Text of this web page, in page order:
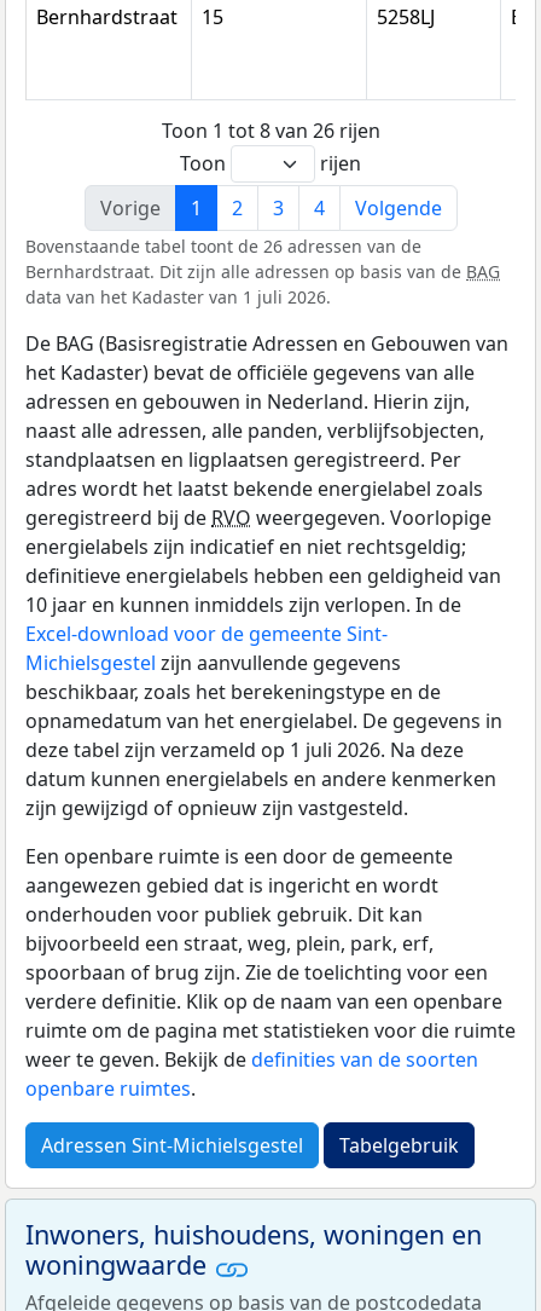
Bernhardstraat 15 5258LJ
Toon 1 tot 8 van 26 rijen
Toon
rijen
Vorige
1 2 3 4 Volgende
Bovenstaande tabel toont de 26 adressen van de
Bernhardstraat. Dit zijn alle adressen op basis van de BAG
data van het Kadaster van 1 juli 2026.
De BAG (Basisregistratie Adressen en Gebouwen van
het Kadaster) bevat de officiële gegevens van alle
adressen en gebouwen in Nederland. Hierin zijn,
naast alle adressen, alle panden, verblijfsobjecten,
standplaatsen en ligplaatsen geregistreerd. Per
adres wordt het laatst bekende energielabel zoals
geregistreerd bij de RVO weergegeven. Voorlopige
energielabels zijn indicatief en niet rechtsgeldig;
definitieve energielabels hebben een geldigheid van
10 jaar en kunnen inmiddels zijn verlopen. In de
Excel-download voor de gemeente Sint-
Michielsgestel zijn aanvullende gegevens
beschikbaar, zoals het berekeningstype en de
opnamedatum van het energielabel. De gegevens in
deze tabel zijn verzameld op 1 juli 2026. Na deze
datum kunnen energielabels en andere kenmerken
zijn gewijzigd of opnieuw zijn vastgesteld.
Een openbare ruimte is een door de gemeente
aangewezen gebied dat is ingericht en wordt
onderhouden voor publiek gebruik. Dit kan
bijvoorbeeld een straat, weg, plein, park, erf,
spoorbaan of brug zijn. Zie de toelichting voor een
verdere definitie. Klik op de naam van een openbare
ruimte om de pagina met statistieken voor die ruimte
weer te geven. Bekijk dedefinities van de soorten
openbare ruimtes.
Adressen Sint-Michielsgestel Tabelgebruik
Inwoners, huishoudens, woningen en
woningwaarde
Afgeleide gegevens op basis van de postcodedata